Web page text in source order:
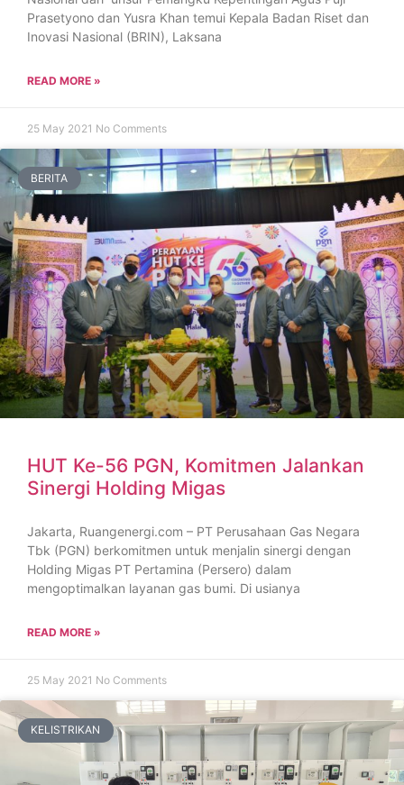
Prasetyono dan Yusra Khan temui Kepala Badan Riset dan
Inovasi Nasional (BRIN), Laksana
READ MORE »
25 May 2021 No Comments
BERITA
HUT Ke-56 PGN, Komitmen Jalankan
Sinergi Holding Migas
Jakarta, Ruangenergi.com – PT Perusahaan Gas Negara
Tbk (PGN) berkomitmen untuk menjalin sinergi dengan
Holding Migas PT Pertamina (Persero) dalam
mengoptimalkan layanan gas bumi. Di usianya
READ MORE »
25 May 2021 No Comments
KELISTRIKAN